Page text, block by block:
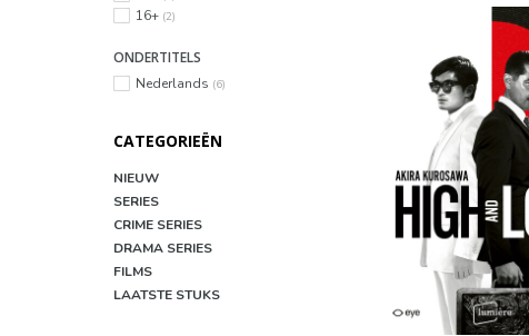
16+ (2)
ONDERTITELS
Nederlands (6)
CATEGORIEËN
NIEUW
SERIES
CRIME SERIES
DRAMA SERIES
FILMS
LAATSTE STUKS